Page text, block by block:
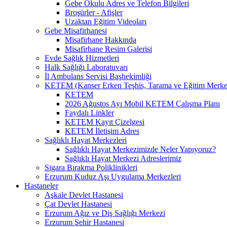
Gebe Okulu Adres ve Telefon Bilgileri
Broşürler - Afişler
Uzaktan Eğitim Videoları
Gebe Misafirhanesi
Misafirhane Hakkında
Misafirhane Resim Galerisi
Evde Sağlık Hizmetleri
Halk Sağlığı Laboratuvarı
İl Ambulans Servisi Başhekimliği
KETEM (Kanser Erken Teşhis, Tarama ve Eğitim
KETEM
2026 Ağustos Ayı Mobil KETEM Çalışma Planı
Faydalı Linkler
KETEM Kayıt Çizelgesi
KETEM İletişim Adres
Sağlıklı Hayat Merkezleri
Sağlıklı Hayat Merkezimizde Neler Yapıyoruz?
Sağlıklı Hayat Merkezi Adreslerimiz
Sigara Bırakma Poliklinikleri
Erzurum Kuduz Aşı Uygulama Merkezleri
Hastaneler
Aşkale Devlet Hastanesi
Çat Devlet Hastanesi
Erzurum Ağız ve Diş Sağlığı Merkezi
Erzurum Şehir Hastanesi